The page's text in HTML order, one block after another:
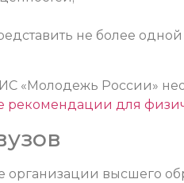
не более
«Молодежь России»
рекомендации для
организации высшего